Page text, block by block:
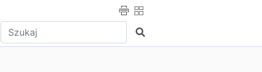
Wpisz tekst do wyszukania Szukaj